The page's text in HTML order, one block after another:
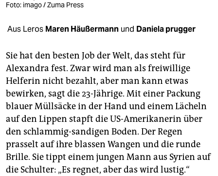
verlag
veranstaltungen
fragen & hilfe
unterstützen
abo
genossenschaft
epaper login
Foto: imago / Zuma Press
Aus Leros Maren Häußermann und Daniela prugger
Sie hat den besten Job der Welt, das steht für
Alexandra fest. Zwar wird man als freiwillige
Helferin nicht bezahlt, aber man kann etwas
bewirken, sagt die 23-Jährige. Mit einer Packung
blauer Müllsäcke in der Hand und einem Lächeln
auf den Lippen stapft die US-Amerikanerin über
den schlammig-sandigen Boden. Der Regen
prasselt auf ihre blassen Wangen und die runde
Brille. Sie tippt einem jungen Mann aus Syrien auf
die Schulter: „Es regnet, aber das wird lustig.“